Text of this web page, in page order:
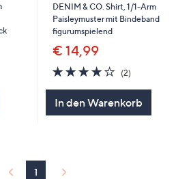
DENIM & CO. Shirt, 1/1-Arm
Paisleymuster mit Bindeband
figurumspielend
€ 14,99
4.0
von
(2)2
In den Warenkorb
1